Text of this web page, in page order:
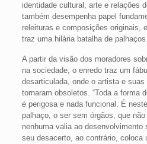
identidade cultural, arte e relações
também desempenha papel
releituras e composições originais,
traz uma hilária batalha de palhaços.
A partir da visão dos moradores
na sociedade, o enredo traz um
desarticulada, onde o artista e
tornaram obsoletos. “Toda a forma
é perigosa e nada funcional. É
palhaço, o ser sem órgãos, que
nenhuma valia ao desenvolvimento
seu desacerto, ao contrário, coloca